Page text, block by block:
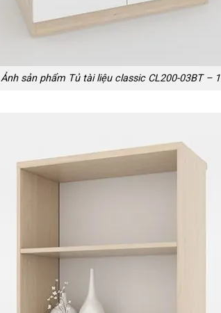
Ảnh sản phẩm Tủ tài liệu classic CL200-03BT – 1